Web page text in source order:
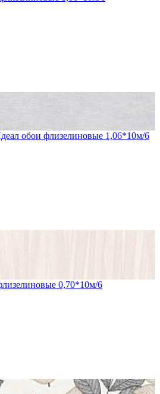
обои флизелиновые 1,06*10м/6
0,70*10м/6